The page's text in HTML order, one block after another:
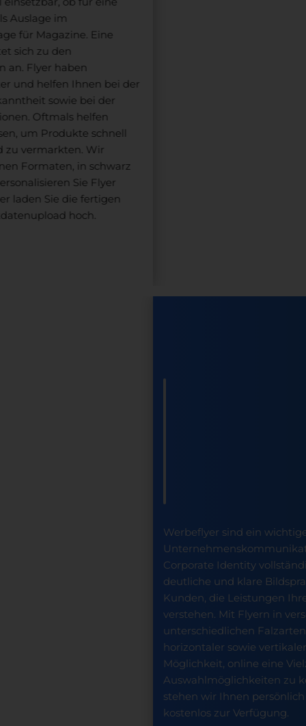
Auslage im
für Magazine. Eine
sich zu den
an. Flyer haben
und helfen Ihnen bei der
sowie bei der
Oftmals helfen
um Produkte schnell
zu vermarkten. Wir
Formaten, in schwarz
Sie Flyer
laden Sie die fertigen
hoch.
Werbeflyer sind ein
Corporate Identity
deutliche und klare
Kunden, die Leistungen
verstehen. Mit Flyern in
unterschiedlichen
horizontaler sowie
Möglichkeit, online eine
Auswahlmöglichkeiten zu
stehen wir Ihnen
kostenlos zur Verfügung.